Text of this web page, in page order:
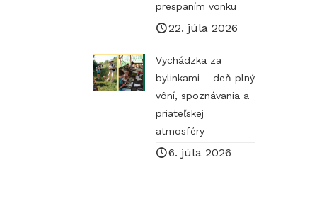
prespaním vonku
22. júla 2026
Vychádzka za
bylinkami – deň plný
vôní, spoznávania a
priateľskej
atmosféry
6. júla 2026